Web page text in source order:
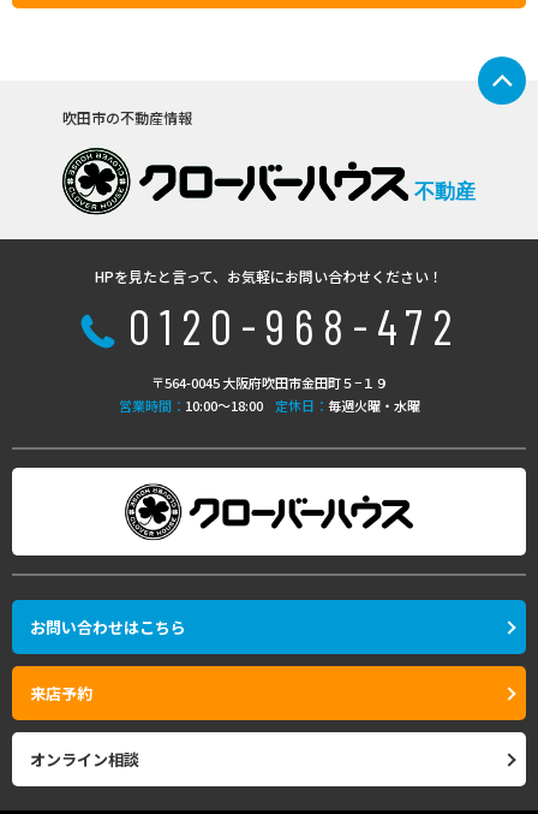
吹田市の不動産情報
不動産
HPを見たと言って、お気軽にお問い合わせください！
0120-968-472
〒564-0045 大阪府吹田市金田町５−１９
営業時間： 10:00〜18:00 定休日： 毎週火曜・水曜
お問い合わせはこちら
来店予約
オンライン相談